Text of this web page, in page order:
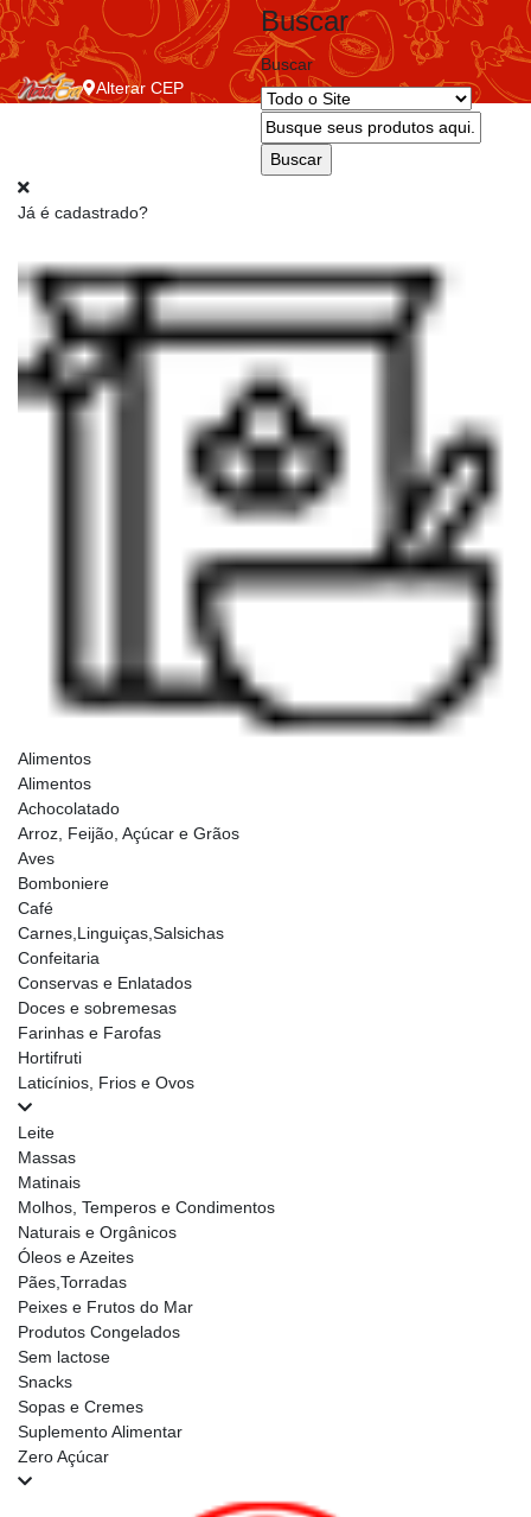
Alterar CEP
Buscar
Buscar
Já é cadastrado?
Alimentos
Alimentos
Achocolatado
Arroz, Feijão, Açúcar e Grãos
Aves
Bomboniere
Café
Carnes,Linguiças,Salsichas
Confeitaria
Conservas e Enlatados
Doces e sobremesas
Farinhas e Farofas
Hortifruti
Laticínios, Frios e Ovos
Leite
Massas
Matinais
Molhos, Temperos e Condimentos
Naturais e Orgânicos
Óleos e Azeites
Pães,Torradas
Peixes e Frutos do Mar
Produtos Congelados
Sem lactose
Snacks
Sopas e Cremes
Suplemento Alimentar
Zero Açúcar